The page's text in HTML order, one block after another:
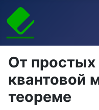
От простых
квантовой
теореме